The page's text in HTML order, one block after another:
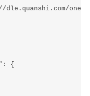
dle.quanshi.com/
{